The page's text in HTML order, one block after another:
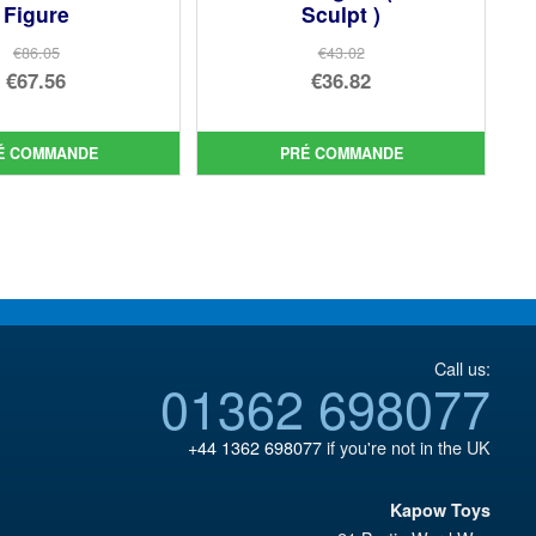
Figure
€86.05
Le
initial
était :
€67.56
prix
actuel
COMMANDE
Sculpt )
€43.02
Le
initial
était :
€36.82
prix
actuel
PRÉ COMMANDE
Call us:
01362 698077
+44 1362 698077if you're not in the UK
Kapow Toys